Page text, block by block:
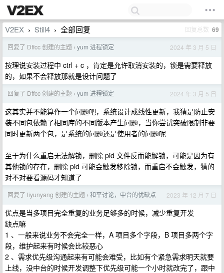
V2EX › Still4 › 全部回复 回复总数 69
回复了 Dffcc 创建的主题 › yum 进程锁定 2024 年 3 月 5 日
按理说安装过程中 ctrl + c ，肯定是允许取消安装的，锁是需要释放
的，如果不会释放那就是设计问题了
回复了 Dffcc 创建的主题 › yum 进程锁定 2024 年 3 月 5 日
这其实并不能算作一个问题吧，系统设计成线性更新，我猜是防止安
装不同包依赖了相同库的不同版本产生问题，当你尝试突破限制非要
同时更新两个包，是系统的问题还是使用者的问题呢
至于为什么重启无法解锁，删除 pid 文件反而能解锁，可能是因为有
其他锁的存在，删除 pid 可能会触发移除锁，而重启不会触发，猜的
对不对要看源码才知道了
回复了 liyunyang 创建的主题 › 和平讨论，中台的优缺点 2023 年 12 月 7 日
优点是当多项目完全重复的业务足够多的时候，减少重复开发
缺点嘛
1 、一般来说业务不会完全一样，A 项目多个字段，B 项目多两个字
段，维护起来有时候会比较恶心
2 、需求优先级沟通起来有可能会难受，比如有个紧急需求明天就要
上线，没中台的时候开发调整下优先级可能一个小时就改完了，跟中